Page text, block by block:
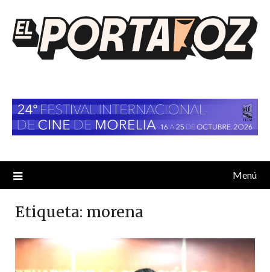
contenido
Menú
Etiqueta: morena